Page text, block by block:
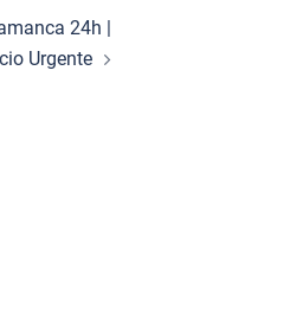
24h |
Urgente